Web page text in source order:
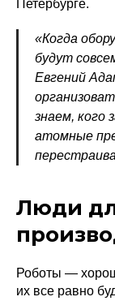
Петербурге.
«Когда
будут
Евгений
знаем, кого
атомные
Люди
Роботы —
их все равно